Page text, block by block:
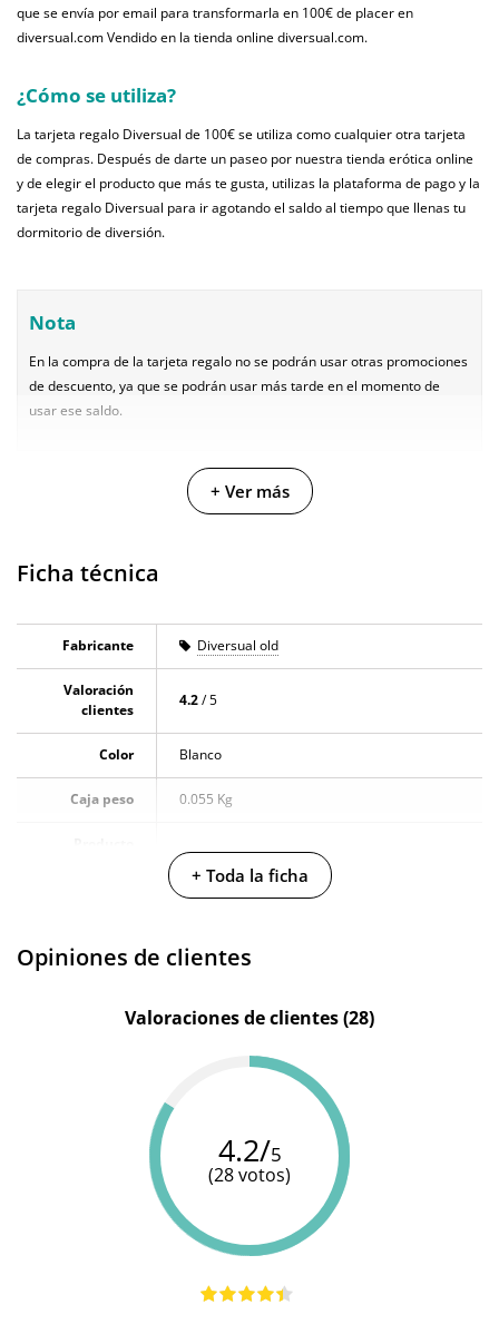
que se envía por email para transformarla en 100€ de placer en
diversual.com Vendido en la tienda online diversual.com.
¿Cómo se utiliza?
La tarjeta regalo Diversual de 100€ se utiliza como cualquier otra tarjeta
de compras. Después de darte un paseo por nuestra tienda erótica online
y de elegir el producto que más te gusta, utilizas la plataforma de pago y la
tarjeta regalo Diversual para ir agotando el saldo al tiempo que llenas tu
dormitorio de diversión.
Nota
En la compra de la tarjeta regalo no se podrán usar otras promociones
de descuento, ya que se podrán usar más tarde en el momento de
usar ese saldo.
4 clientes han opinado sobre este producto
producto. Todas las opiniones que recibimos de los artículos que
importante, y nos ayuda a mejorar y ofrecer un mejor servicio al resto de
usuarios.
+ Ver más
Ficha técnica
Fabricante Diversual old
Valoración
clientes
4.2/ 5
Color Blanco
Caja peso 0.055 Kg
Garantías 3 años de garantía
El martes 11 de agosto (fecha estimada)
+ Toda la ficha
Opiniones de clientes
Valoraciones de clientes (28)
4.2/5
(28 votos)